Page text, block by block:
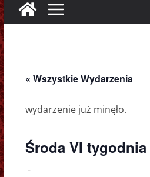
« Wszystkie Wydarzenia
wydarzenie już minęło.
Środa VI tygodnia
-